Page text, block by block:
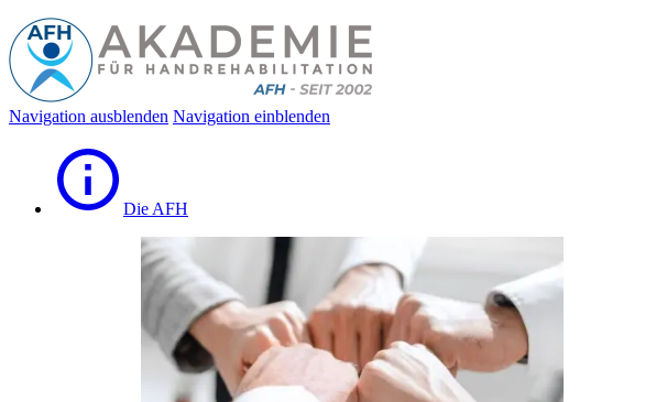
Navigation ausblenden Navigation einblenden
Die AFH